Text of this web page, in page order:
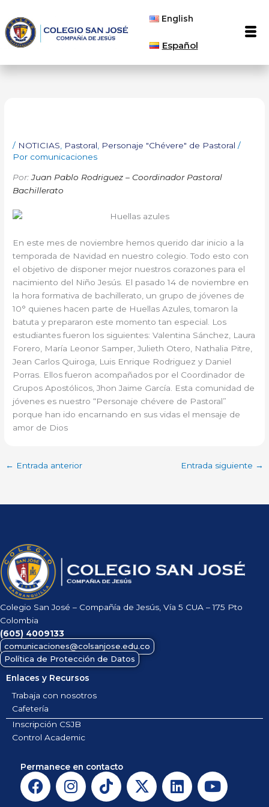
contenido
English
Español
/ NOTICIAS Pastoral Personaje "Chévere" de Pastoral /
Por comunicaciones
Por:Juan Pablo Rodriguez – Coordinador Pastoral
Bachillerato
En este mes de noviembre hemos querido dar inicio a la
temporada de Navidad en nuestro colegio. Todo esto con
el objetivo de disponer mejor nuestros corazones para el
nacimiento del Niño Jesús. El pasado 14 de noviembre en
la hora formativa de bachillerato, un grupo de jóvenes de
10° quienes hacen parte de Huellas Azules, tomaron la
batuta y prepararon este momento tan especial. Los
estudiantes fueron los siguientes: Valentina Sánchez, Laura
Forero, María Leonor Samper, Julieth Otero, Nathalia Pitre,
Jean Carlos Quiroga, Luis Enrique Rodriguez y Daniel
Porras. Ellos fueron acompañados por el Coordinador de
Grupos Apostólicos, Jhon Jaime García. Esta comunidad de
jóvenes es nuestro “Personaje chévere de Pastoral”
porque han ido encarnando en sus vidas el mensaje de
amor de Dios
← Entrada anterior Entrada siguiente →
Colegio San José – Compañía de Jesús, Vía 5 CUA – 175 Pto
Colombia
(605) 4009133
comunicaciones@colsanjose.edu.co
Política de Protección de Datos
Enlaces y Recursos
Trabaja con nosotros
Cafetería
Inscripción CSJB
Control Academic
Permanece en contacto
F
a
I
n
T
i
X
-
L
i
Y
o